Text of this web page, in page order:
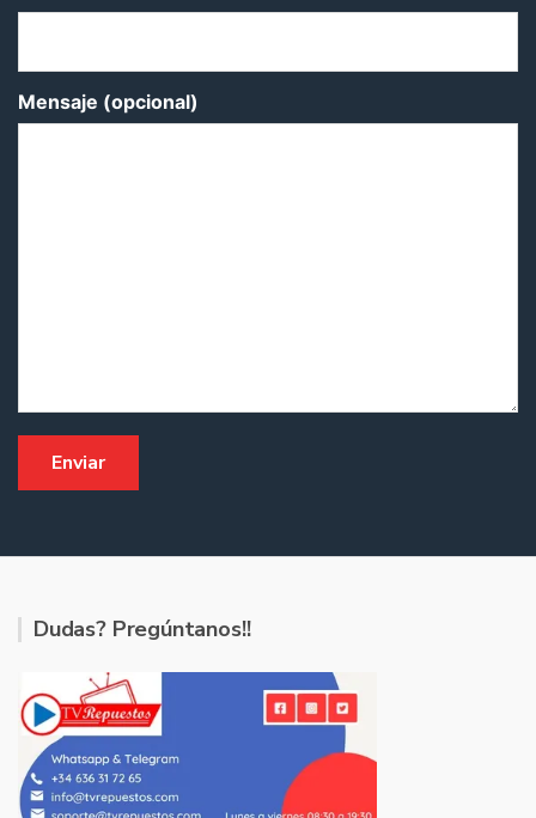
Mensaje (opcional)
Dudas? Pregúntanos!!